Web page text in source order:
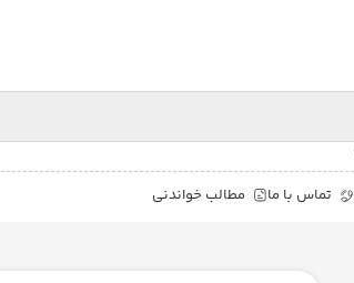
تماس با ما مطالب خواندنی